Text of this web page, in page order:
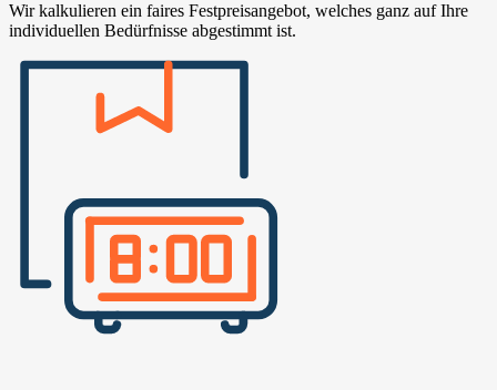
Wir kalkulieren ein faires Festpreisangebot, welches ganz auf Ihre
individuellen Bedürfnisse abgestimmt ist.